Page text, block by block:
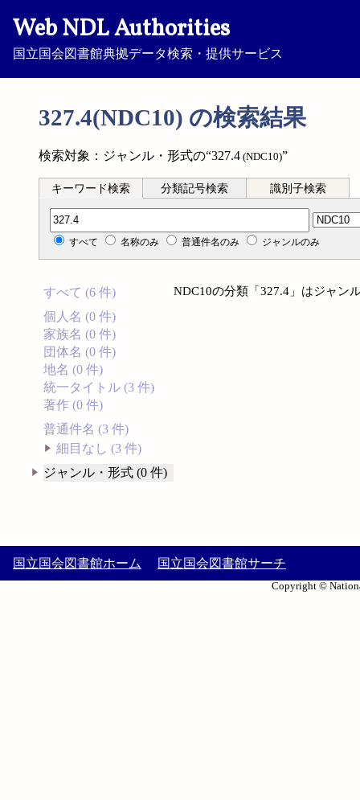
Web NDL Authorities
国立国会図書館典拠データ検索・提供サービス
327.4(NDC10) の検索結果
検索対象：ジャンル・形式の“327.4 (NDC10)”
キーワード検索 分類記号検索 識別子検索
分類記号検索
すべて 名称のみ 普通件名のみ ジャンルのみ
すべて (6 件)
個人名 (0 件)
家族名 (0 件)
団体名 (0 件)
地名 (0 件)
統一タイトル (3 件)
著作 (0 件)
普通件名 (3 件)
細目なし (3 件)
ジャンル・形式 (0 件)
NDC10の分類「327.4」はジャン
国立国会図書館ホーム 国立国会図書館サーチ
Copyright ©